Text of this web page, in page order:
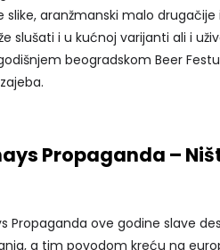
slike, aranžmanski malo
slušati i u kućnoj varijanti ali i
beogradskom Beer
Propaganda –
Propaganda ove godine slave
a tim povodom kreću na